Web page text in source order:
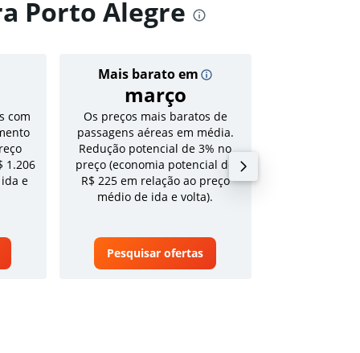
Porto Alegre
Mais barato em
março
com
1.206
e
Os preços mais baratos de
passagens aéreas em média.
Redução potencial de 3% no
preço (economia potencial de
R$ 225 em relação ao preço
médio de ida e volta).
Pesquisar ofertas